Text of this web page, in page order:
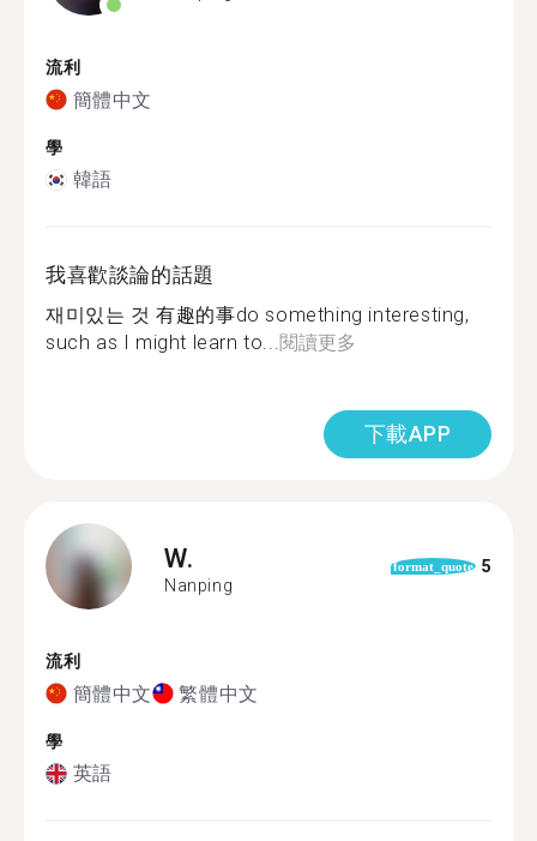
流利
簡體中文
學
韓語
我喜歡談論的話題
재미있는 것 有趣的事do something interesting,
such as I might learn to...閱讀更多
下載APP
W.
Nanping
format_quote 5
流利
簡體中文 繁體中文
學
英語